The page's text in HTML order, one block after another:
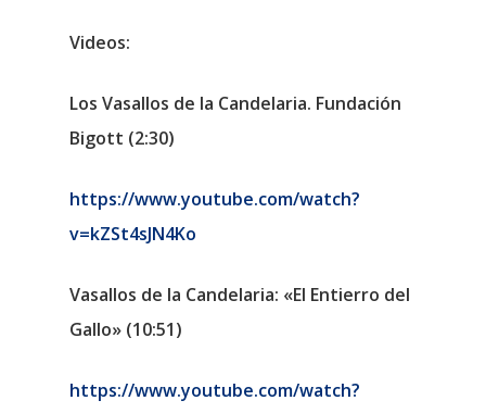
Videos:
Los Vasallos de la Candelaria. Fundación
Bigott (2:30)
https://www.youtube.com/watch?
v=kZSt4sJN4Ko
Vasallos de la Candelaria: «El Entierro del
Gallo» (10:51)
https://www.youtube.com/watch?